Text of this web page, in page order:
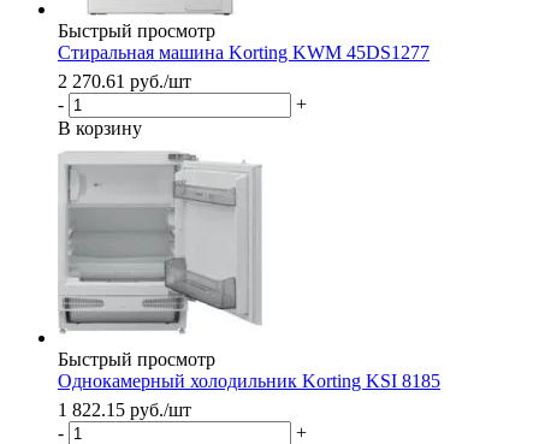
Быстрый просмотр
Стиральная машина Korting KWM 45DS1277
2 270.61 руб./шт
-
+
В корзину
Быстрый просмотр
Однокамерный холодильник Korting KSI 8185
1 822.15 руб./шт
-
+